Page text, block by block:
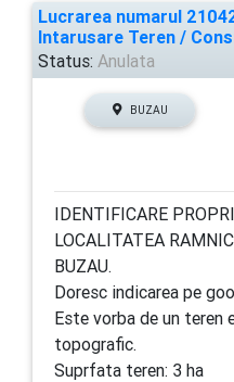
Lucrarea numarul
Intarusare Teren /
Status: Anulata
BUZAU
IDENTIFICARE
LOCALITATEA
BUZAU.
Doresc indicarea pe
Este vorba de un teren
topografic.
Suprfata teren: 3 ha